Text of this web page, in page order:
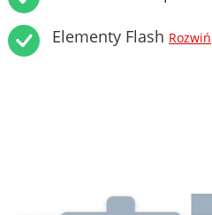
Elementy Flash Rozwiń